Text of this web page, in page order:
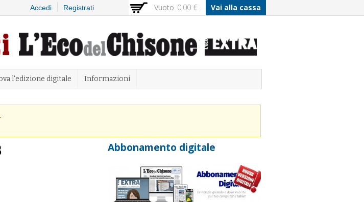
Accedi Registrati Vuoto 0,00 € Vai alla cassa
l'edizione digitale Informazioni
Abbonamento digitale